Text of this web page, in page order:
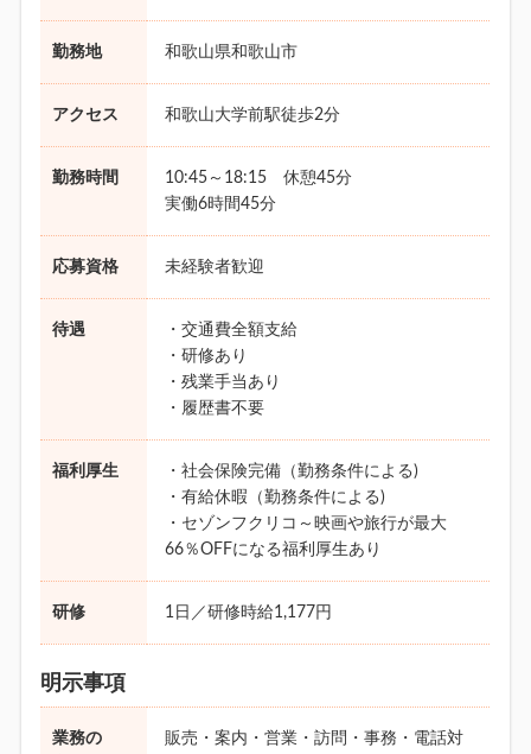
勤務地 和歌山県和歌山市
アクセス 和歌山大学前駅徒歩2分
勤務時間
10:45～18:15 休憩45分
実働6時間45分
応募資格 未経験者歓迎
待遇
・交通費全額支給
・研修あり
・残業手当あり
・履歴書不要
福利厚生
・社会保険完備（勤務条件による)
・有給休暇（勤務条件による)
・セゾンフクリコ～映画や旅行が最大
66％OFFになる福利厚生あり
研修 1日／研修時給1,177円
明示事項
業務の
販売・案内・営業・訪問・事務・電話対